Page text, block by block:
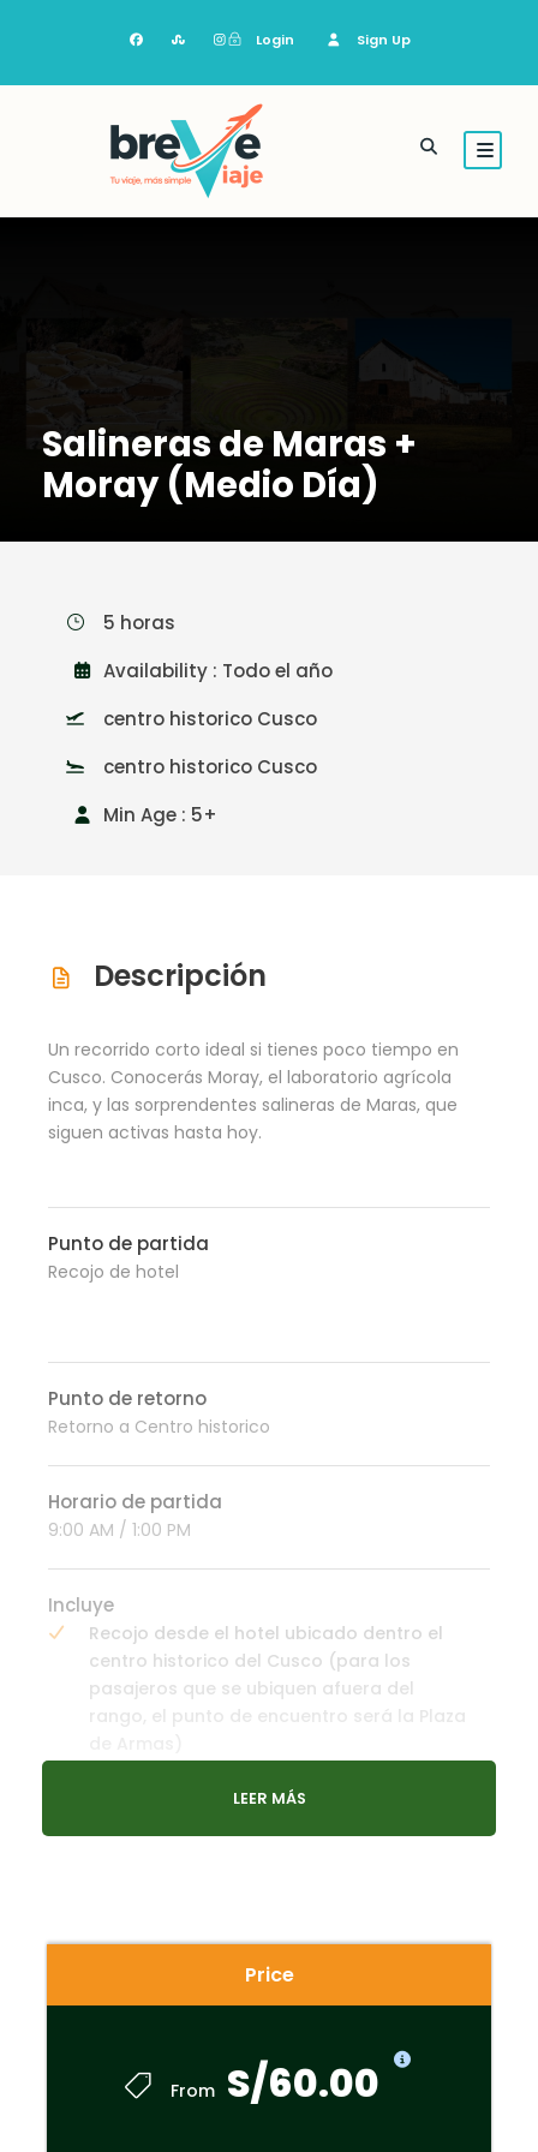
Login Sign Up
Salineras de Maras +
Moray (Medio Día)
Price
From S/60.00
5 horas
Availability : Todo el año
centro historico Cusco
centro historico Cusco
Min Age : 5+
Descripción
Un recorrido corto ideal si tienes poco tiempo en
Cusco. Conocerás Moray, el laboratorio agrícola
inca, y las sorprendentes salineras de Maras, que
siguen activas hasta hoy.
Punto de partida
Recojo de hotel
Punto de retorno
Retorno a Centro historico
Horario de partida
9:00 AM / 1:00 PM
Incluye
Recojo desde el hotel ubicado dentro el
centro historico del Cusco (para los
pasajeros que se ubiquen afuera del
rango, el punto de encuentro será la Plaza
Movilidad turistica autorizada
No incluye
Boleto Turistico Parcial – S/ 40
LEER MÁS